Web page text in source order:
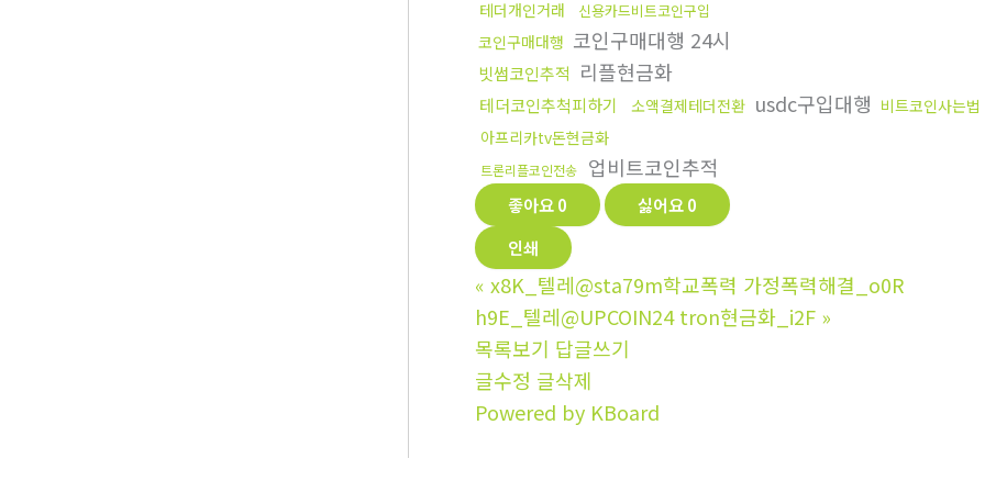
테더개인거래 신용카드비트코인구입
코인구매대행 코인구매대행 24시
빗썸코인추적 리플현금화
테더코인추척피하기 소액결제테더전환 usdc구입대행 비트코인사는법
아프리카tv돈현금화
트론리플코인전송 업비트코인추적
좋아요0 싫어요0
인쇄
« x8K_텔레@sta79m학교폭력 가정폭력해결_o0R
h9E_텔레@UPCOIN24 tron현금화_i2F »
목록보기 답글쓰기
글수정 글삭제
Powered by KBoard